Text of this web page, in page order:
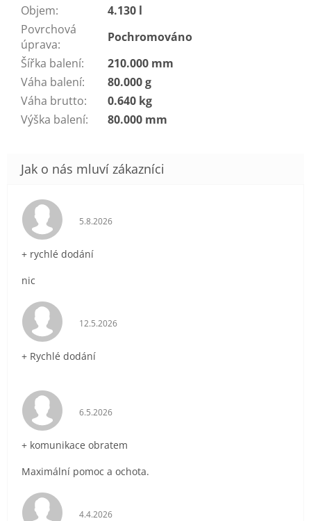
Objem:
4.130 l
Povrchová
úprava:
Pochromováno
Šířka balení:
210.000 mm
Váha balení:
80.000 g
Váha brutto:
0.640 kg
Výška balení: 80.000 mm
Hodnocení obchodu je 5 z 5 hvězdiček.
5.8.2026
+ rychlé dodání
nic
Hodnocení obchodu je 5 z 5 hvězdiček.
12.5.2026
+ Rychlé dodání
Hodnocení obchodu je 5 z 5 hvězdiček.
6.5.2026
+ komunikace obratem
Maximální pomoc a ochota.
Hodnocení obchodu je 5 z 5 hvězdiček.
4.4.2026